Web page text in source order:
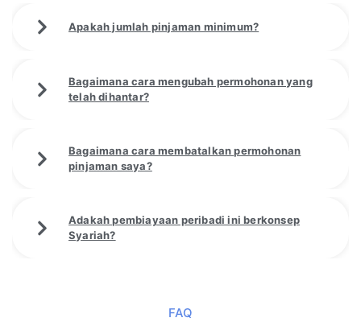
Apakah jumlah pinjaman minimum?
Bagaimana cara mengubah permohonan yang
telah dihantar?
Bagaimana cara membatalkan permohonan
pinjaman saya?
Adakah pembiayaan peribadi ini berkonsep
Syariah?
FAQ